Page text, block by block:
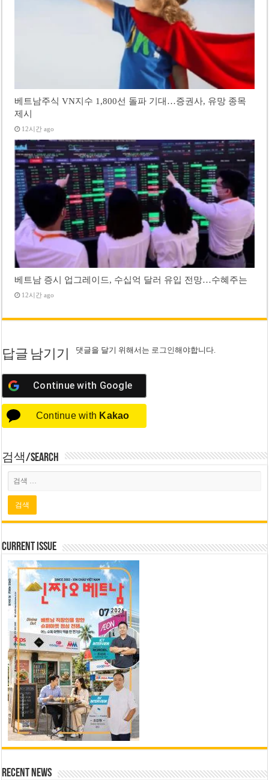
베트남주식 VN지수 1,800선 돌파 기대…증권사, 유망 종목
제시
12시간 ago
베트남 증시 업그레이드, 수십억 달러 유입 전망…수혜주는
12시간 ago
답글 남기기 댓글을 달기 위해서는 로그인해야합니다.
Continue with Google
Continue with Kakao
검색/Search
Current Issue
Recent News